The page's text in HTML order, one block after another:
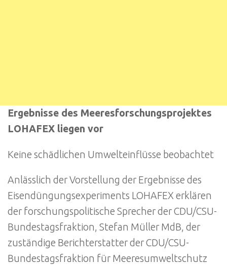
Ergebnisse des Meeresforschungsprojektes
LOHAFEX liegen vor
Keine schädlichen Umwelteinflüsse beobachtet
Anlässlich der Vorstellung der Ergebnisse des
Eisendüngungsexperiments LOHAFEX erklären
der forschungspolitische Sprecher der CDU/CSU-
Bundestagsfraktion, Stefan Müller MdB, der
zuständige Berichterstatter der CDU/CSU-
Bundestagsfraktion für Meeresumweltschutz